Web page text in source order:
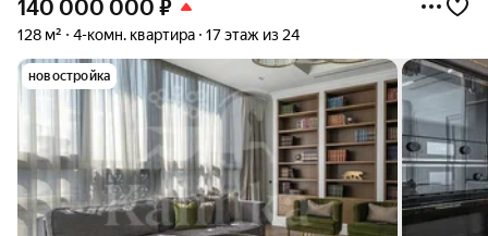
140 000 000 ₽
128 м² 4-комн. квартира 17 этаж из 24
новостройка